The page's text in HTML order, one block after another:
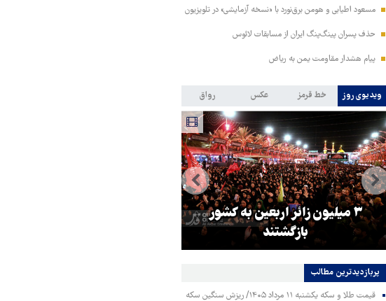
مسعود اطیابی و هومن برق‌نورد با «نسخه آزمایشی» در تلویزیون
حذف پسران پینگ‌پنگ ایران از مسابقات لائوس
پیام هشدار مقاومت یمن به ریاض
ویدیوی روز خط قرمز عکس رواق
۳ میلیون زائر اربعین به کشور
بازگشتند
پربازدیدترین‌ مطالب
قیمت طلا و سکه یکشنبه ۱۱ مرداد ۱۴۰۵/ ریزش سنگین سکه